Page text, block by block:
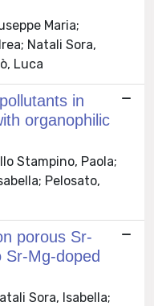
Maria;
Natali Sora,
Luca
in
organophilic
Stampino, Paola;
Pelosato,
porous Sr-
Mg-doped
Sora, Isabella;